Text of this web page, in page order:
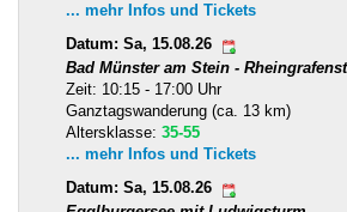
... mehr Infos und Tickets
Datum: Sa, 15.08.26
Bad Münster am Stein -
Zeit: 10:15 - 17:00 Uhr
Ganztagswanderung (ca. 13 km)
Altersklasse: 35-55
... mehr Infos und Tickets
Datum: Sa, 15.08.26